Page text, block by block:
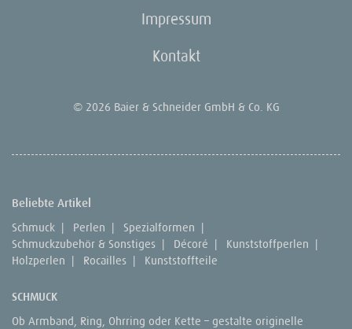
Impressum
Kontakt
© 2026 Baier & Schneider GmbH & Co. KG
Beliebte Artikel
Schmuck | Perlen | Spezialformen |
Schmuckzubehör & Sonstiges | Décoré | Kunststoffperlen |
Holzperlen | Rocailles | Kunststoffteile
SCHMUCK
Ob Armband, Ring, Ohrring oder Kette – gestalte originelle